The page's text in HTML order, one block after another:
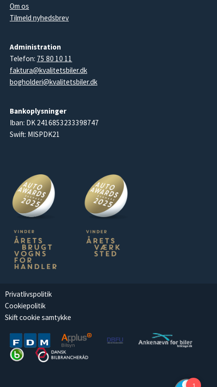
Om os
Tilmeld nyhedsbrev
Administration
Telefon: 75 80 10 11
faktura@kvalitetsbiler.dk
bogholderi@kvalitetsbiler.dk
Bankoplysninger
Iban: DK 2416853233398747
Swift: MISPDK21
Privatlivspolitik
Cookiepolitik
Skift cookie samtykke